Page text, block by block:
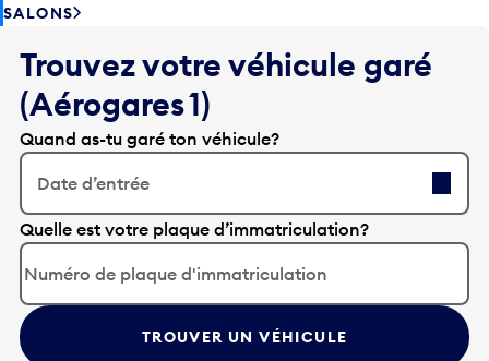
SALONS
Trouvez votre véhicule garé
(Aérogares 1)
Quand as-tu garé ton véhicule?
Date d’entrée
A
p
p
u
y
e
Quelle est votre plaque d’immatriculation?
TROUVER UN VÉHICULE